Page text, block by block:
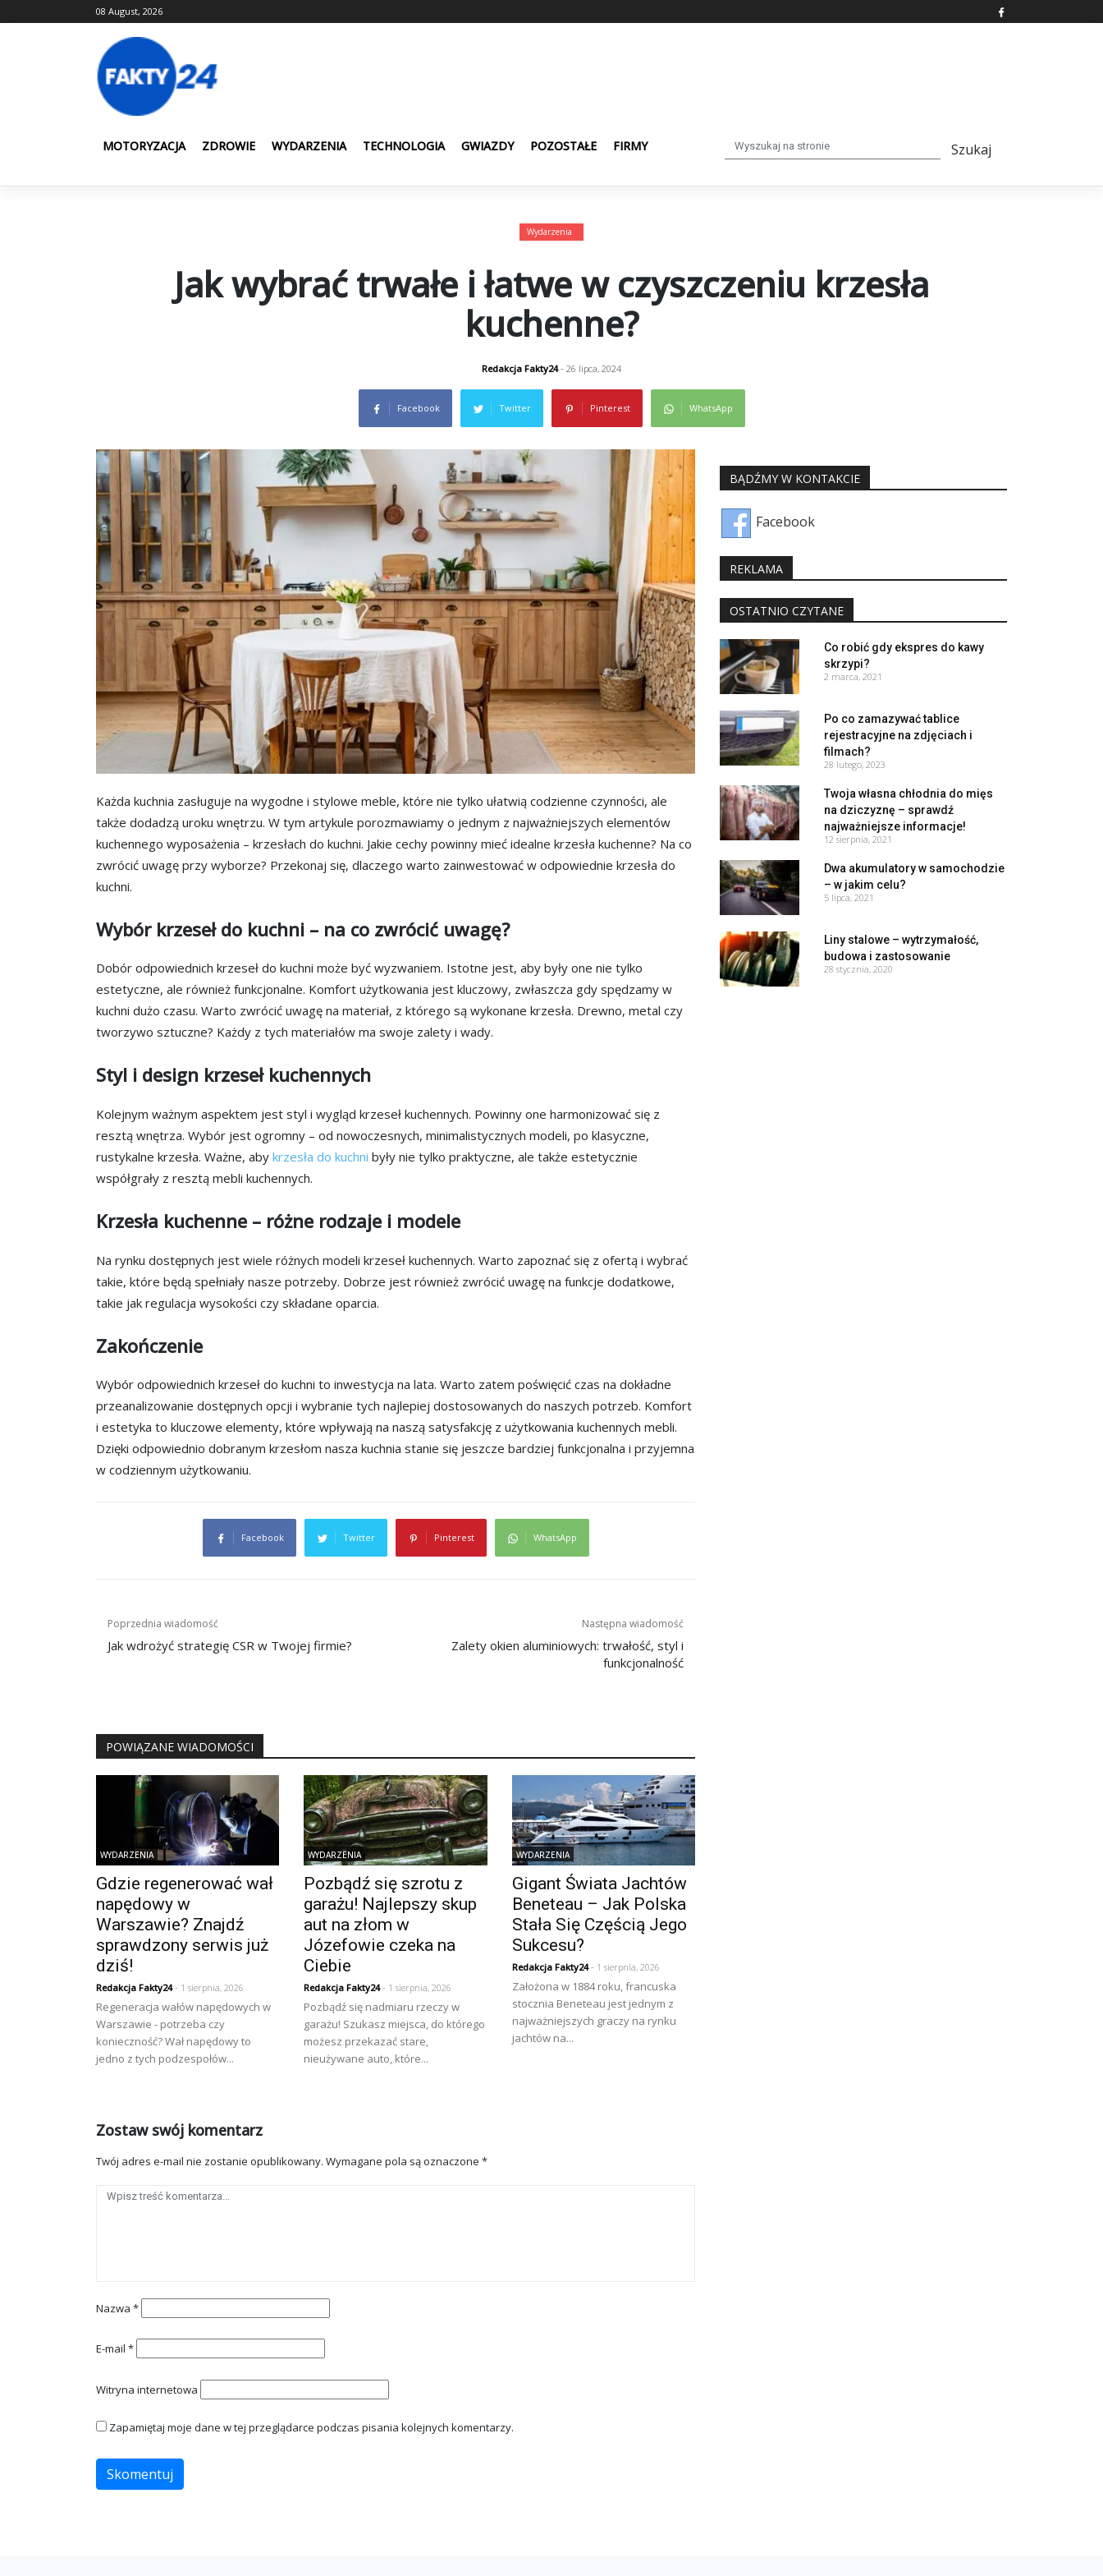
to
08 August, 2026
MOTORYZACJA ZDROWIE WYDARZENIA TECHNOLOGIA GWIAZDY POZOSTAŁE FIRMY
Wydarzenia
Jak wybrać trwałe i łatwe w czyszczeniu krzesła
kuchenne?
Redakcja Fakty24- 26 lipca, 2024
Facebook Twitter Pinterest WhatsApp
Każda kuchnia zasługuje na wygodne i stylowe meble, które nie tylko ułatwią codzienne czynności, ale
także dodadzą uroku wnętrzu. W tym artykule porozmawiamy o jednym z najważniejszych elementów
kuchennego wyposażenia – krzesłach do kuchni. Jakie cechy powinny mieć idealne krzesła kuchenne? Na co
zwrócić uwagę przy wyborze? Przekonaj się, dlaczego warto zainwestować w odpowiednie krzesła do
kuchni.
Wybór krzeseł do kuchni – na co zwrócić uwagę?
Dobór odpowiednich krzeseł do kuchni może być wyzwaniem. Istotne jest, aby były one nie tylko
estetyczne, ale również funkcjonalne. Komfort użytkowania jest kluczowy, zwłaszcza gdy spędzamy w
kuchni dużo czasu. Warto zwrócić uwagę na materiał, z którego są wykonane krzesła. Drewno, metal czy
tworzywo sztuczne? Każdy z tych materiałów ma swoje zalety i wady.
Styl i design krzeseł kuchennych
Kolejnym ważnym aspektem jest styl i wygląd krzeseł kuchennych. Powinny one harmonizować się z
resztą wnętrza. Wybór jest ogromny – od nowoczesnych, minimalistycznych modeli, po klasyczne,
rustykalne krzesła. Ważne, aby krzesła do kuchni były nie tylko praktyczne, ale także estetycznie
współgrały z resztą mebli kuchennych.
Krzesła kuchenne – różne rodzaje i modele
Na rynku dostępnych jest wiele różnych modeli krzeseł kuchennych. Warto zapoznać się z ofertą i wybrać
takie, które będą spełniały nasze potrzeby. Dobrze jest również zwrócić uwagę na funkcje dodatkowe,
takie jak regulacja wysokości czy składane oparcia.
Zakończenie
Wybór odpowiednich krzeseł do kuchni to inwestycja na lata. Warto zatem poświęcić czas na dokładne
przeanalizowanie dostępnych opcji i wybranie tych najlepiej dostosowanych do naszych potrzeb. Komfort
i estetyka to kluczowe elementy, które wpływają na naszą satysfakcję z użytkowania kuchennych mebli.
Dzięki odpowiednio dobranym krzesłom nasza kuchnia stanie się jeszcze bardziej funkcjonalna i przyjemna
w codziennym użytkowaniu.
Facebook Twitter Pinterest WhatsApp
Nawigacja
wpisu
Poprzednia wiadomość
Jak wdrożyć strategię CSR w Twojej firmie?
Następna wiadomość
Zalety okien aluminiowych: trwałość, styl i
funkcjonalność
POWIĄZANE WIADOMOŚCI
WYDARZENIA
Gdzie regenerować wał
napędowy w
Warszawie? Znajdź
sprawdzony serwis już
dziś!
Redakcja Fakty24- 1 sierpnia, 2026
Regeneracja wałów napędowych w
Warszawie - potrzeba czy
konieczność? Wał napędowy to
jedno z tych podzespołów...
WYDARZENIA
Pozbądź się szrotu z
garażu! Najlepszy skup
aut na złom w
Józefowie czeka na
Ciebie
Redakcja Fakty24- 1 sierpnia, 2026
Pozbądź się nadmiaru rzeczy w
garażu! Szukasz miejsca, do którego
możesz przekazać stare,
nieużywane auto, które...
WYDARZENIA
Gigant Świata Jachtów
Beneteau – Jak Polska
Stała Się Częścią Jego
Sukcesu?
Redakcja Fakty24- 1 sierpnia, 2026
Założona w 1884 roku, francuska
stocznia Beneteau jest jednym z
najważniejszych graczy na rynku
jachtów na...
Zostaw swój komentarz
Twój adres e-mail nie zostanie opublikowany. Wymagane pola są oznaczone *
Nazwa *
E-mail *
Witryna internetowa
Zapamiętaj moje dane w tej przeglądarce podczas pisania kolejnych komentarzy.
BĄDŹMY W KONTAKCIE
Facebook
REKLAMA
OSTATNIO CZYTANE
Co robić gdy ekspres do kawy
skrzypi?
2 marca, 2021
Po co zamazywać tablice
rejestracyjne na zdjęciach i
filmach?
28 lutego, 2023
Twoja własna chłodnia do mięs
na dziczyznę – sprawdź
najważniejsze informacje!
12 sierpnia, 2021
Dwa akumulatory w samochodzie
– w jakim celu?
5 lipca, 2021
Liny stalowe – wytrzymałość,
budowa i zastosowanie
28 stycznia, 2020